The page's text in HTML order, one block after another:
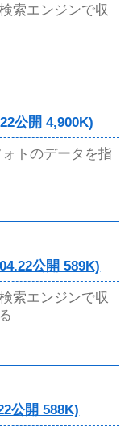
索エンジンで収
公開 4,900K)
トのデータを指
公開 589K)
索エンジンで収
公開 588K)